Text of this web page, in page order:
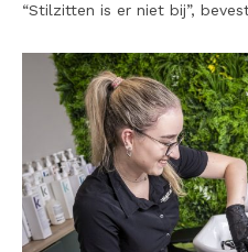
“Stilzitten is er niet bij”,